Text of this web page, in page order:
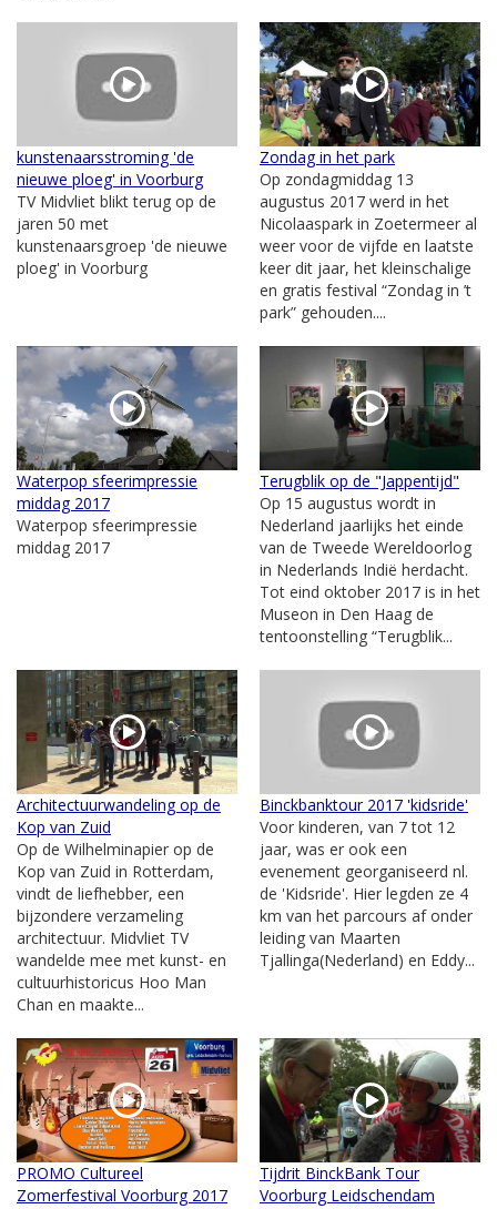
kunstenaarsstroming 'de
nieuwe ploeg' in Voorburg
TV Midvliet blikt terug op de
jaren 50 met
kunstenaarsgroep 'de nieuwe
ploeg' in Voorburg
Zondag in het park
Op zondagmiddag 13
augustus 2017 werd in het
Nicolaaspark in Zoetermeer al
weer voor de vijfde en laatste
keer dit jaar, het kleinschalige
en gratis festival “Zondag in ’t
park” gehouden....
Waterpop sfeerimpressie
middag 2017
Waterpop sfeerimpressie
middag 2017
Terugblik op de "Jappentijd"
Op 15 augustus wordt in
Nederland jaarlijks het einde
van de Tweede Wereldoorlog
in Nederlands Indië herdacht.
Tot eind oktober 2017 is in het
Museon in Den Haag de
tentoonstelling “Terugblik...
Architectuurwandeling op de
Kop van Zuid
Op de Wilhelminapier op de
Kop van Zuid in Rotterdam,
vindt de liefhebber, een
bijzondere verzameling
architectuur. Midvliet TV
wandelde mee met kunst- en
cultuurhistoricus Hoo Man
Chan en maakte...
Binckbanktour 2017 'kidsride'
Voor kinderen, van 7 tot 12
jaar, was er ook een
evenement georganiseerd nl.
de 'Kidsride'. Hier legden ze 4
km van het parcours af onder
leiding van Maarten
Tjallinga(Nederland) en Eddy...
PROMO Cultureel
Zomerfestival Voorburg 2017
Tijdrit BinckBank Tour
Voorburg Leidschendam